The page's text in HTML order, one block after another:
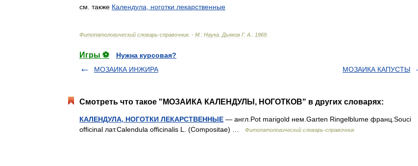
см также Календула ноготки лекарственные
Фитопатологический словарь-справочник. - М : Наука Дьяков Г. А 1969
Игры ⚽
Нужна курсовая?
МОЗАИКА ИНЖИРА
МОЗАИКА КАПУСТЫ
Смотреть что такое "МОЗАИКА КАЛЕНДУЛЫ, НОГОТКОВ" в других словарях:
КАЛЕНДУЛА, НОГОТКИ ЛЕКАРСТВЕННЫЕ — англ.Pot marigold нем.Garten Ringelblume франц.Souci
officinal лат.Calendula officinalis L. (Compositae) …
Фитопатологический словарь-справочник